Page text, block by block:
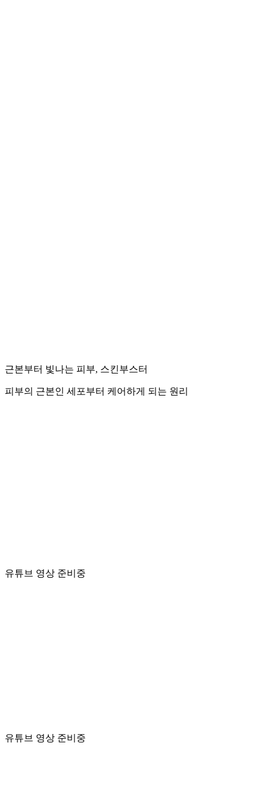
근본부터 빛나는 피부, 스킨부스터
피부의 근본인 세포부터 케어하게 되는 원리
유튜브 영상 준비중
유튜브 영상 준비중